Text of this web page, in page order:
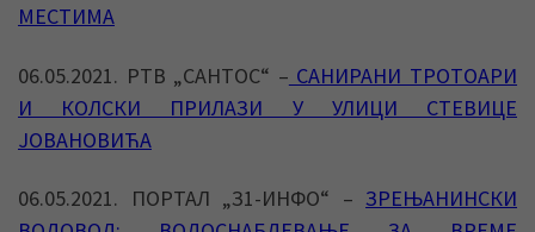
МЕСТИМА
06.05.2021. РТВ „САНТОС“ – САНИРАНИ ТРОТОАРИ
И КОЛСКИ ПРИЛАЗИ У УЛИЦИ СТЕВИЦЕ
ЈОВАНОВИЋА
06.05.2021. ПОРТАЛ „З1-ИНФО“ – ЗРЕЊАНИНСКИ